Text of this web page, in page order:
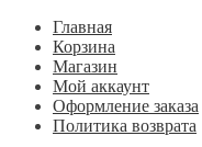
Главная
Корзина
Магазин
Мой аккаунт
Оформление заказа
Политика возврата